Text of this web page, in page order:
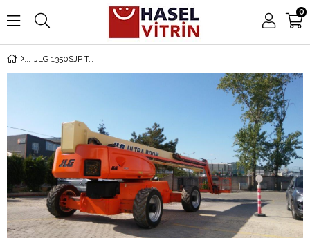
0
JLG 1350SJP Teleskopik Platform Manlift (J1.3471) [STR]